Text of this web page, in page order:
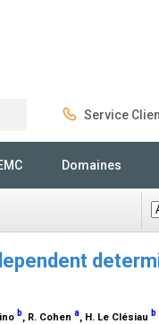
Service
Domaines
b, R. Cohen a, H. Le Clésiau b